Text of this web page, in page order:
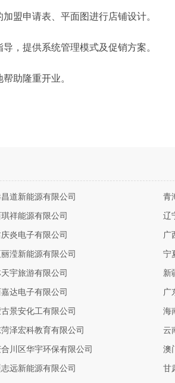
盟申请表、平面图进行店铺设计。
，提供系统管理模式及促销方案。
助隆重开业。
道新能源有限公司 青
琪祥能源有限公司 辽
炎电子有限公司 广
滢新能源有限公司 宁
宇旅游有限公司 新
达电子有限公司 广
景安化工有限公司 海
泽宏科教育有限公司 云
川区华宇环保有限公司 澳
远新能源有限公司 甘